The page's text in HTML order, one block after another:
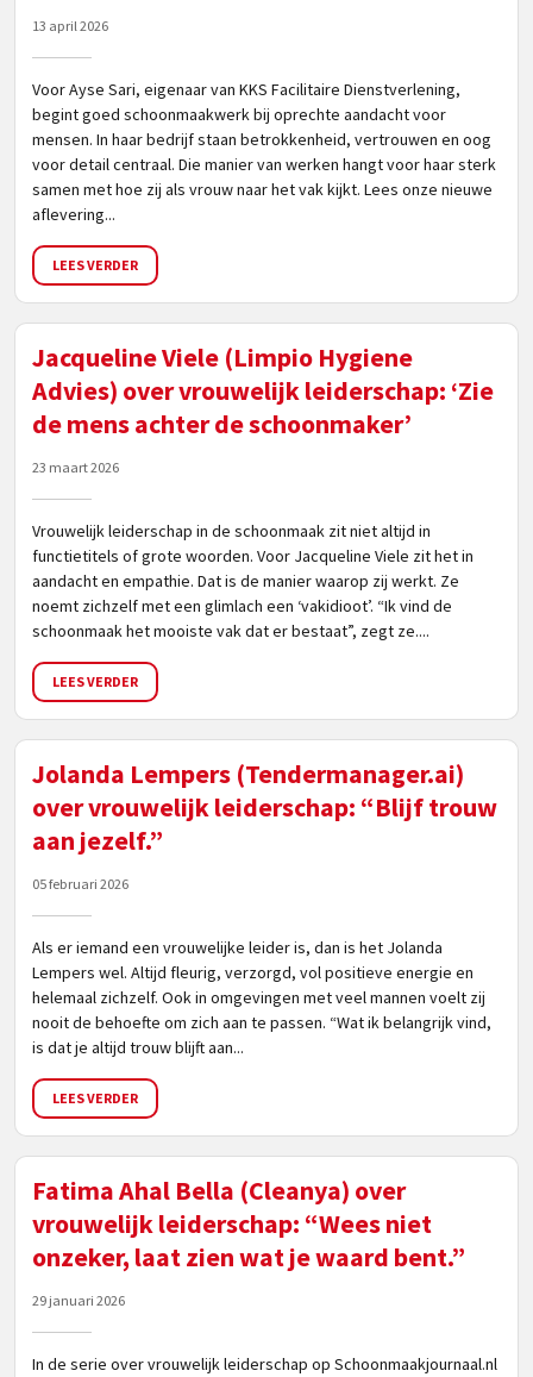
13 april 2026
Voor Ayse Sari, eigenaar van KKS Facilitaire Dienstverlening,
begint goed schoonmaakwerk bij oprechte aandacht voor
mensen. In haar bedrijf staan betrokkenheid, vertrouwen en oog
voor detail centraal. Die manier van werken hangt voor haar sterk
samen met hoe zij als vrouw naar het vak kijkt. Lees onze nieuwe
aflevering...
LEES VERDER
Jacqueline Viele (Limpio Hygiene
Advies) over vrouwelijk leiderschap: ‘Zie
de mens achter de schoonmaker’
23 maart 2026
Vrouwelijk leiderschap in de schoonmaak zit niet altijd in
functietitels of grote woorden. Voor Jacqueline Viele zit het in
aandacht en empathie. Dat is de manier waarop zij werkt. Ze
noemt zichzelf met een glimlach een ‘vakidioot’. “Ik vind de
schoonmaak het mooiste vak dat er bestaat”, zegt ze....
LEES VERDER
Jolanda Lempers (Tendermanager.ai)
over vrouwelijk leiderschap: “Blijf trouw
aan jezelf.”
05 februari 2026
Als er iemand een vrouwelijke leider is, dan is het Jolanda
Lempers wel. Altijd fleurig, verzorgd, vol positieve energie en
helemaal zichzelf. Ook in omgevingen met veel mannen voelt zij
nooit de behoefte om zich aan te passen. “Wat ik belangrijk vind,
is dat je altijd trouw blijft aan...
LEES VERDER
Fatima Ahal Bella (Cleanya) over
vrouwelijk leiderschap: “Wees niet
onzeker, laat zien wat je waard bent.”
29 januari 2026
In de serie over vrouwelijk leiderschap op Schoonmaakjournaal.nl